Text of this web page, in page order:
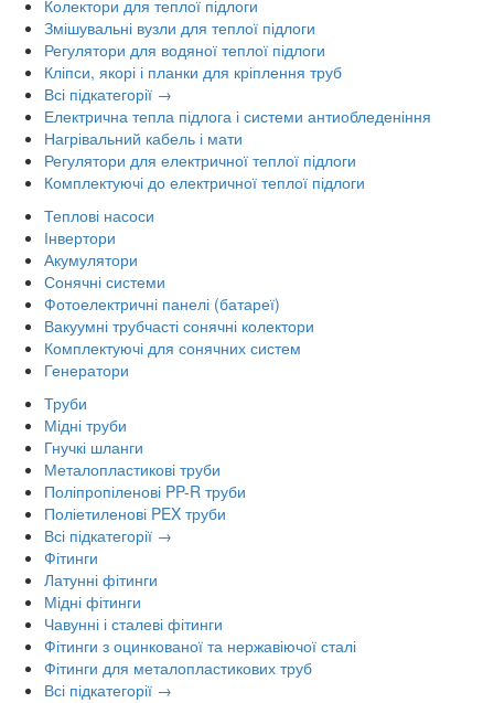
Колектори для теплої підлоги
Змішувальні вузли для теплої підлоги
Регулятори для водяної теплої підлоги
Кліпси, якорі і планки для кріплення труб
Всі підкатегорії →
Електрична тепла підлога і системи антиобледеніння
Нагрівальний кабель і мати
Регулятори для електричної теплої підлоги
Комплектуючі до електричної теплої підлоги
Теплові насоси
Інвертори
Акумулятори
Сонячні системи
Фотоелектричні панелі (батареї)
Вакуумні трубчасті сонячні колектори
Комплектуючі для сонячних систем
Генератори
Труби
Мідні труби
Гнучкі шланги
Металопластикові труби
Поліпропіленові PP-R труби
Поліетиленові PEX труби
Всі підкатегорії →
Фітинги
Латунні фітинги
Мідні фітинги
Чавунні і сталеві фітинги
Фітинги з оцинкованої та нержавіючої сталі
Фітинги для металопластикових труб
Всі підкатегорії →